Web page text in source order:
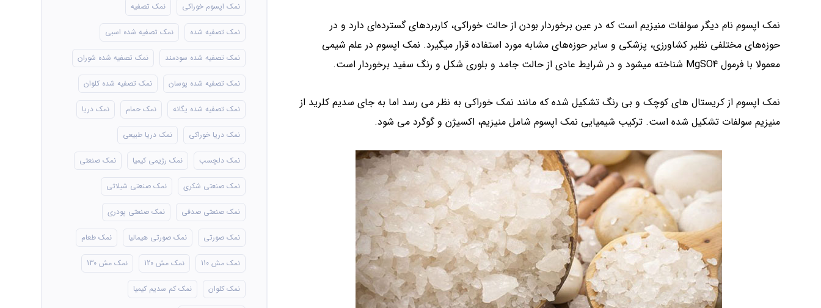
نمک اپسوم نام دیگر سولفات منیزیم است که در عین برخوردار بودن از حالت خوراکی، کاربردهای گسترده‌ای دارد و در
حوزه‌های مختلفی نظیر کشاورزی، پزشکی و سایر حوزه‌های مشابه مورد استفاده قرار میگیرد. نمک اپسوم در علم شیمی
معمولا با فرمول MgSO4 شناخته میشود و در شرایط عادی از حالت جامد و بلوری شکل و رنگ سفید برخوردار است.
نمک اپسوم از کریستال های کوچک و بی رنگ تشکیل شده که مانند نمک خوراکی به نظر می رسد اما به جای سدیم کلرید از
منیزیم سولفات تشکیل شده است. ترکیب شیمیایی نمک اپسوم شامل منیزیم، اکسیژن و گوگرد می شود.
نمک اپسوم خوراکی نمک تصفیه
نمک تصفیه شده نمک تصفیه شده اسبی
نمک تصفیه شده سودمند نمک تصفیه شده شوران
نمک تصفیه شده پوسان نمک تصفیه شده کلوان
نمک تصفیه شده یگانه نمک حمام نمک دریا
نمک دریا خوراکی نمک دریا طبیعی
نمک دلچسب نمک رژیمی کیمیا نمک صنعتی
نمک صنعتی شکری نمک صنعتی شیلاتی
نمک صنعتی صدفی نمک صنعتی پودری
نمک صورتی نمک صورتی هیمالیا نمک طعام
نمک مش 110 نمک مش 120 نمک مش 130
نمک کلوان نمک کم سدیم کیمیا